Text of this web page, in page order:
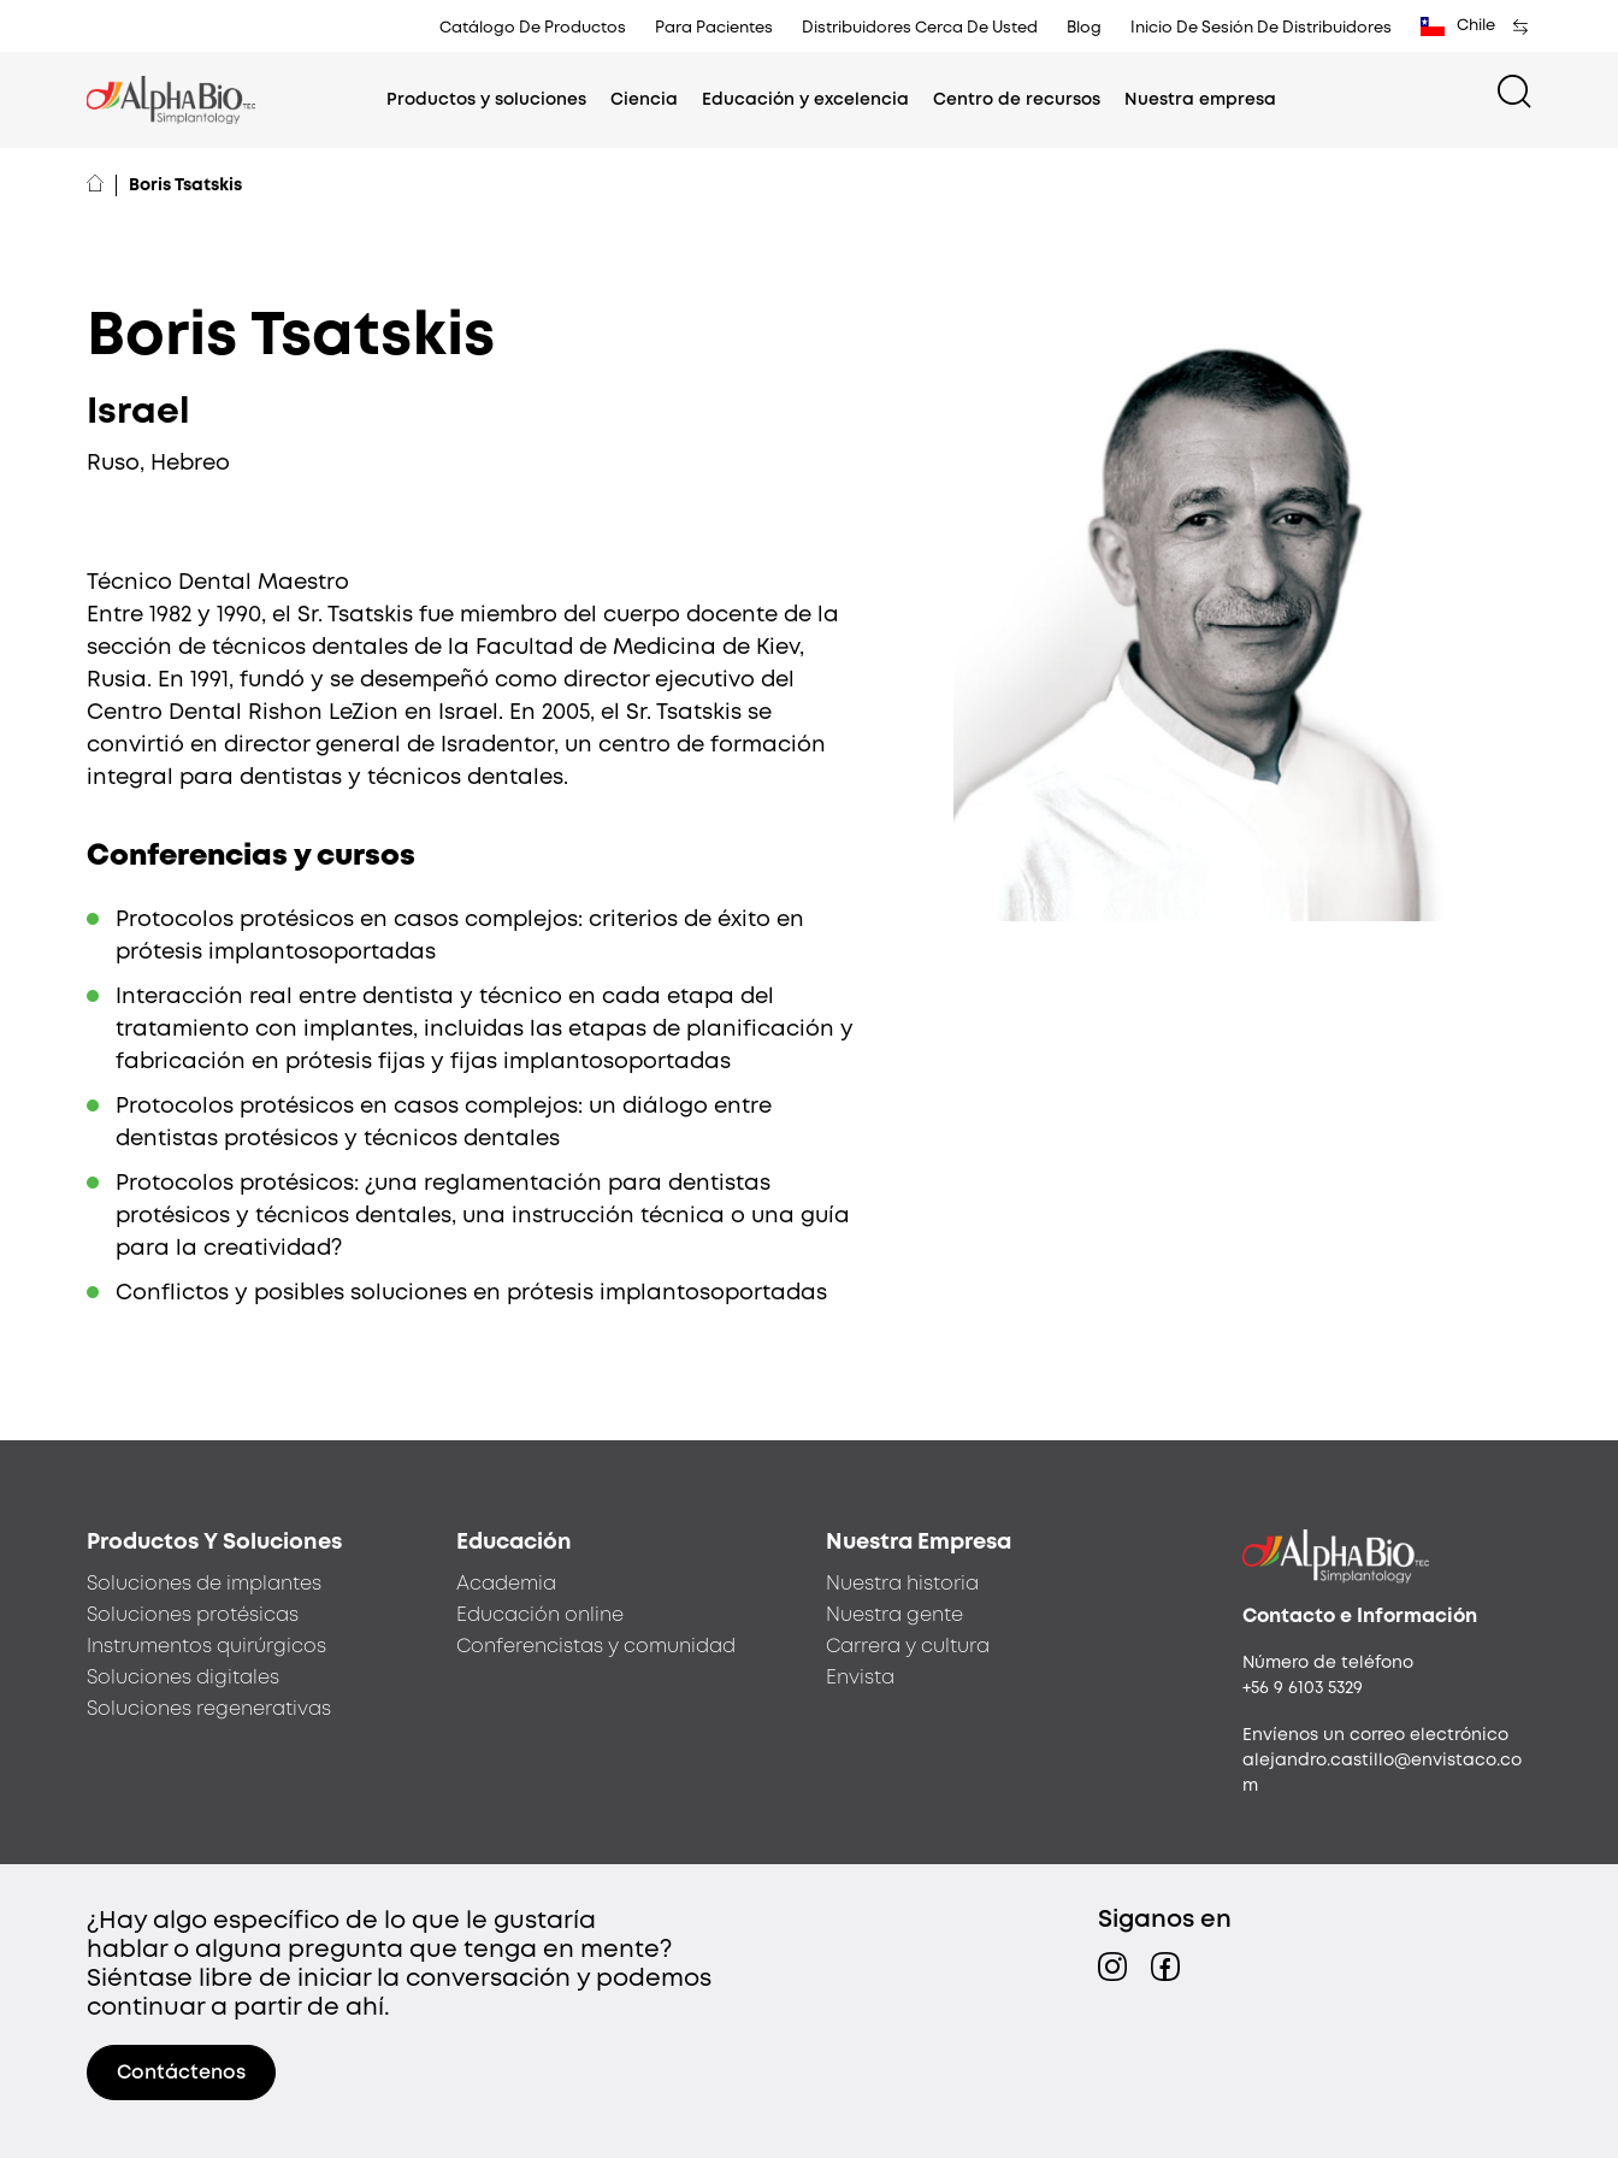
Israel (English)
Россия (Главная)
Asia Pacific
India (Homepage)
Catálogo De Productos Para Pacientes Distribuidores Cerca De Usted Blog Inicio De Sesión De Distribuidores Chile
Productos y soluciones Ciencia Educación y excelencia Centro de recursos Nuestra empresa
Boris Tsatskis
Boris Tsatskis
Israel
Ruso, Hebreo
Técnico Dental Maestro
Entre 1982 y 1990, el Sr. Tsatskis fue miembro del cuerpo docente de la
sección de técnicos dentales de la Facultad de Medicina de Kiev,
Rusia. En 1991, fundó y se desempeñó como director ejecutivo del
Centro Dental Rishon LeZion en Israel. En 2005, el Sr. Tsatskis se
convirtió en director general de Isradentor, un centro de formación
integral para dentistas y técnicos dentales.
Conferencias y cursos
Protocolos protésicos en casos complejos: criterios de éxito en
prótesis implantosoportadas
Interacción real entre dentista y técnico en cada etapa del
tratamiento con implantes, incluidas las etapas de planificación y
fabricación en prótesis fijas y fijas implantosoportadas
Protocolos protésicos en casos complejos: un diálogo entre
dentistas protésicos y técnicos dentales
Protocolos protésicos: ¿una reglamentación para dentistas
protésicos y técnicos dentales, una instrucción técnica o una guía
para la creatividad?
Conflictos y posibles soluciones en prótesis implantosoportadas
Footer
Productos Y Soluciones
Soluciones de implantes
Soluciones protésicas
Instrumentos quirúrgicos
Soluciones digitales
Soluciones regenerativas
Educación
Academia
Educación online
Conferencistas y comunidad
Nuestra Empresa
Nuestra historia
Nuestra gente
Carrera y cultura
Envista
Contacto e Información
Número de teléfono
+56 9 6103 5329
Envíenos un correo electrónico
alejandro.castillo@envistaco.co
m
¿Hay algo específico de lo que le gustaría
hablar o alguna pregunta que tenga en mente?
Siéntase libre de iniciar la conversación y podemos
continuar a partir de ahí.
Contáctenos
Siganos en
InstagramFacebook